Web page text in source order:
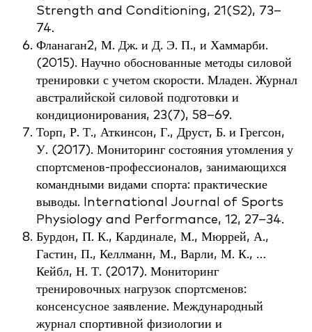
Strength and Conditioning, 21(S2), 73–
74.
Фланаган2, М. Дж. и Д. Э. П., и Хаммарби.
(2015). Научно обоснованные методы силовой
тренировки с учетом скорости. Младен. Журнал
австралийской силовой подготовки и
кондиционирования, 23(7), 58–69.
Торп, Р. Т., Аткинсон, Г., Друст, Б. и Грегсон,
У. (2017). Мониторинг состояния утомления у
спортсменов-профессионалов, занимающихся
командными видами спорта: практические
выводы. International Journal of Sports
Physiology and Performance, 12, 27–34.
Бурдон, П. К., Кардинале, М., Мюррей, А.,
Гастин, П., Келлманн, М., Варли, М. К., …
Кейбл, Н. Т. (2017). Мониторинг
тренировочных нагрузок спортсменов:
консенсусное заявление. Международный
журнал спортивной физиологии и